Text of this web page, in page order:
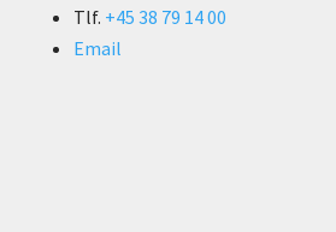
Tlf. +45 38 79 14 00
Email